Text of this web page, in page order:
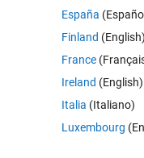
it is already a
(mathworks.com)
was working fine a week
España
Finland (English)
France
Ireland (English)
Italia (Italiano)
Luxembourg